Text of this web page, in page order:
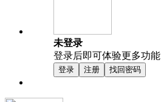
未登录
登录后即可体验更多功能
登录 注册 找回密码